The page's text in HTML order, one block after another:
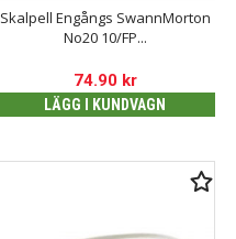
Skalpell Engångs SwannMorton
No20 10/FP...
74.90 kr
LÄGG I KUNDVAGN